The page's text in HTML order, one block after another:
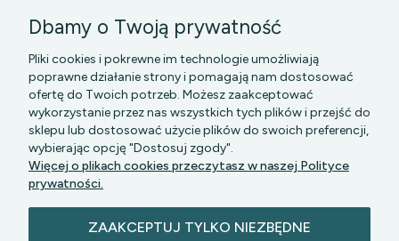
PGK MAZOWSZE SP Z O.O.|| Bartycka 24-210B,
00-716 WARSZAWA, woj. mazowieckie || NIP:
Dbamy o Twoją prywatność
Pliki cookies i pokrewne im technologie umożliwiają
poprawne działanie strony i pomagają nam dostosować
ofertę do Twoich potrzeb. Możesz zaakceptować
wykorzystanie przez nas wszystkich tych plików i przejść do
sklepu lub dostosować użycie plików do swoich preferencji,
wybierając opcję "Dostosuj zgody".
Więcej o plikach cookies przeczytasz w naszej Polityce
prywatności.
ZAAKCEPTUJ TYLKO NIEZBĘDNE